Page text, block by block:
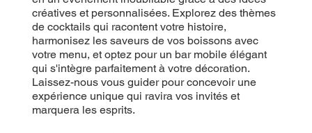
créatives et personnalisées. Explorez des thèmes
de cocktails qui racontent votre histoire,
harmonisez les saveurs de vos boissons avec
votre menu, et optez pour un bar mobile élégant
qui s'intègre parfaitement à votre décoration.
Laissez-nous vous guider pour concevoir une
expérience unique qui ravira vos invités et
marquera les esprits.